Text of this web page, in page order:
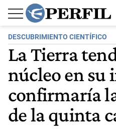
DESCUBRIMIENTO CIENTÍFICO
La Tierra
núcleo en su
confirmaría
de la quinta